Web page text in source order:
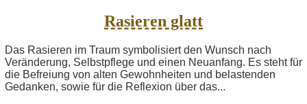
Rasieren glatt
Das Rasieren im Traum symbolisiert den Wunsch nach
Veränderung, Selbstpflege und einen Neuanfang. Es steht für
die Befreiung von alten Gewohnheiten und belastenden
Gedanken, sowie für die Reflexion über das...